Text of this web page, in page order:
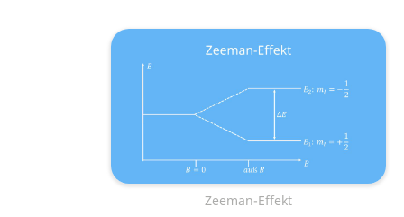
Zeeman-Effekt